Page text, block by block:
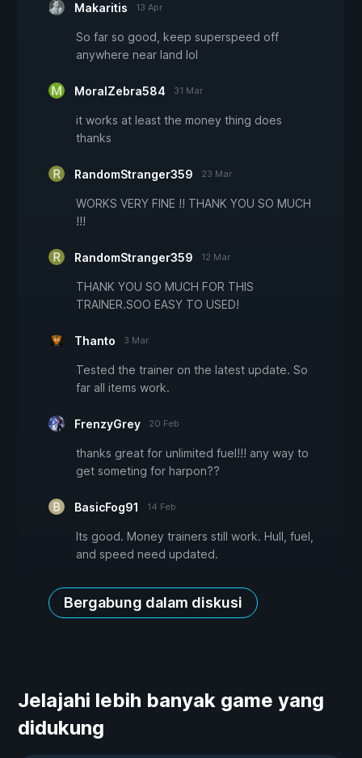
Makaritis 13 Apr
So far so good, keep superspeed off
anywhere near land lol
MoralZebra584 31 Mar
it works at least the money thing does
thanks
RandomStranger359 23 Mar
WORKS VERY FINE !! THANK YOU SO MUCH
!!!
RandomStranger359 12 Mar
THANK YOU SO MUCH FOR THIS
TRAINER.SOO EASY TO USED!
Thanto 3 Mar
Tested the trainer on the latest update. So
far all items work.
FrenzyGrey 20 Feb
thanks great for unlimited fuel!!! any way to
get someting for harpon??
BasicFog91 14 Feb
Its good. Money trainers still work. Hull, fuel,
and speed need updated.
Bergabung dalam diskusi
Jelajahi lebih banyak game yang
didukung